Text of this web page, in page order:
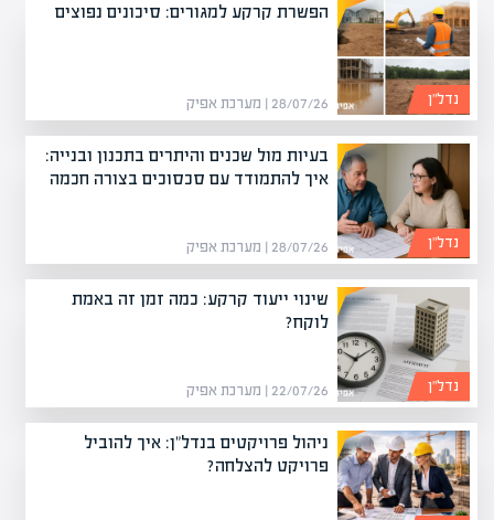
הפשרת קרקע למגורים: סיכונים נפוצים
28/07/26 | מערכת אפיק נדל”ן
בעיות מול שכנים והיתרים בתכנון ובנייה:
איך להתמודד עם סכסוכים בצורה חכמה
28/07/26 | מערכת אפיק נדל”ן
שינוי ייעוד קרקע: כמה זמן זה באמת
לוקח?
22/07/26 | מערכת אפיק נדל”ן
ניהול פרויקטים בנדל"ן: איך להוביל
פרויקט להצלחה?